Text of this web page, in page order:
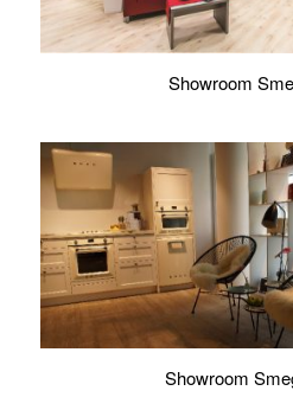
Showroom
Showroom